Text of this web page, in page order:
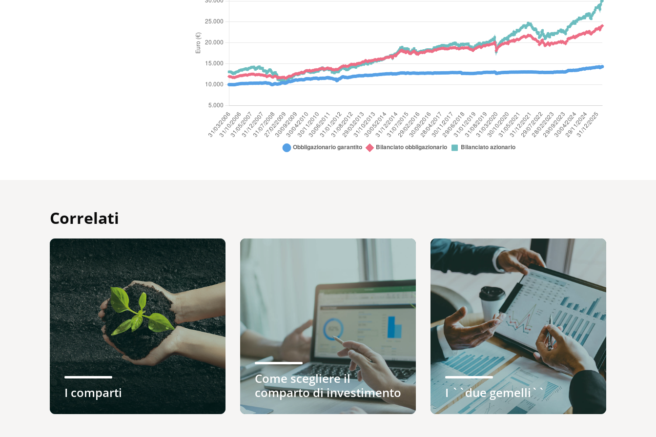
Correlati
I comparti
Come scegliere il
comparto di investimento
I ``due gemelli``